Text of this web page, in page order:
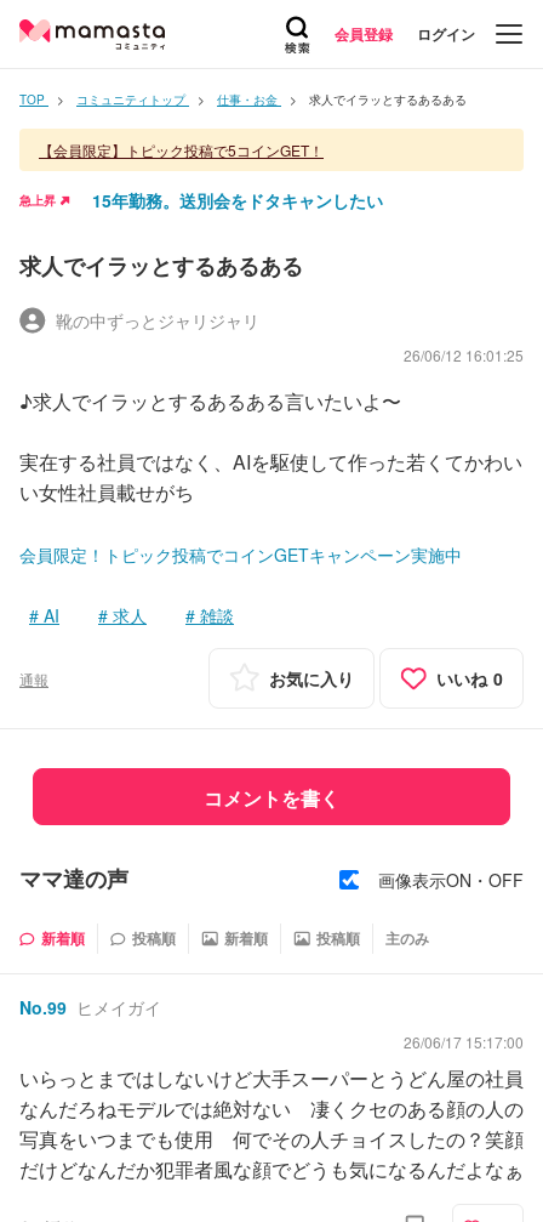
会員登録 ログイン
TOP コミュニティトップ 仕事・お金 求人でイラッとするあるある
【会員限定】トピック投稿で5コインGET！
急上昇 15年勤務。送別会をドタキャンしたい
求人でイラッとするあるある
靴の中ずっとジャリジャリ
26/06/12 16:01:25
♪求人でイラッとするあるある言いたいよ〜
実在する社員ではなく、AIを駆使して作った若くてかわい
い女性社員載せがち
会員限定！トピック投稿でコインGETキャンペーン実施中
AI 求人 雑談
通報 お気に入り いいね 0
コメントを書く
ママ達の声 画像表示ON・OFF
新着順 投稿順 新着順 投稿順 主のみ
No.99 ヒメイガイ
26/06/17 15:17:00
いらっとまではしないけど大手スーパーとうどん屋の社員
なんだろねモデルでは絶対ない 凄くクセのある顔の人の
写真をいつまでも使用 何でその人チョイスしたの？笑顔
だけどなんだか犯罪者風な顔でどうも気になるんだよなぁ